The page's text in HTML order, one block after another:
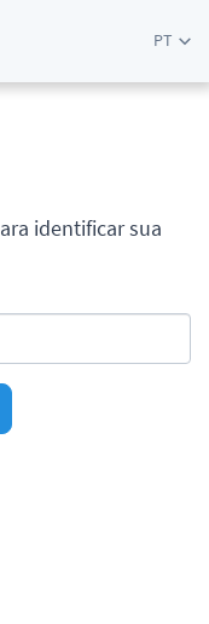
PT
identificar sua